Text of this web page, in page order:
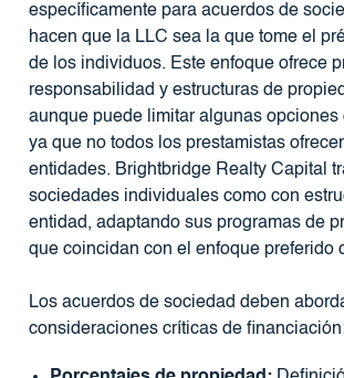
específicamente para acuerdos de
hacen que la LLC sea la que tome el
de los individuos. Este enfoque ofrece
responsabilidad y estructuras de
aunque puede limitar algunas opciones
ya que no todos los prestamistas
entidades. Brightbridge Realty Capital
sociedades individuales como con
entidad, adaptando sus programas de
que coincidan con el enfoque preferido
Los acuerdos de sociedad deben
consideraciones críticas de